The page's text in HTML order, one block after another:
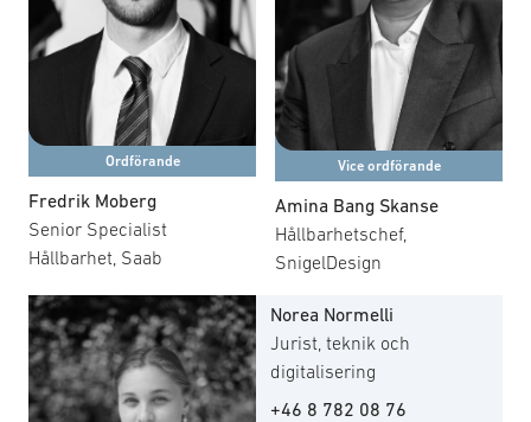
finansiella aktörer och andra intressenter för att främja
hållbar utveckling och försörjningssäkerhet. Möten hålls
både fysiskt och digitalt, och kompletteras med
seminarier, nätverksträffar och workshops för
erfarenhetsutbyte och kunskapshöjning.
Här finner du en sammanfattning av gruppens
handlingsplan för 2026.
Ordförande
Fredrik Moberg
Senior Specialist
Hållbarhet, Saab
Vice ordförande
Amina Bang Skanse
Hållbarhetschef,
SnigelDesign
Norea Normelli
Jurist, teknik och
digitalisering
+46 8 782 08 76